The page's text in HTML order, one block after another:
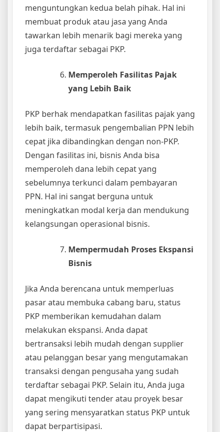
menguntungkan kedua belah pihak. Hal ini
membuat produk atau jasa yang Anda
tawarkan lebih menarik bagi mereka yang
juga terdaftar sebagai PKP.
Memperoleh Fasilitas Pajak
yang Lebih Baik
PKP berhak mendapatkan fasilitas pajak yang
lebih baik, termasuk pengembalian PPN lebih
cepat jika dibandingkan dengan non-PKP.
Dengan fasilitas ini, bisnis Anda bisa
memperoleh dana lebih cepat yang
sebelumnya terkunci dalam pembayaran
PPN. Hal ini sangat berguna untuk
meningkatkan modal kerja dan mendukung
kelangsungan operasional bisnis.
Mempermudah Proses Ekspansi
Bisnis
Jika Anda berencana untuk memperluas
pasar atau membuka cabang baru, status
PKP memberikan kemudahan dalam
melakukan ekspansi. Anda dapat
bertransaksi lebih mudah dengan supplier
atau pelanggan besar yang mengutamakan
transaksi dengan pengusaha yang sudah
terdaftar sebagai PKP. Selain itu, Anda juga
dapat mengikuti tender atau proyek besar
yang sering mensyaratkan status PKP untuk
dapat berpartisipasi.